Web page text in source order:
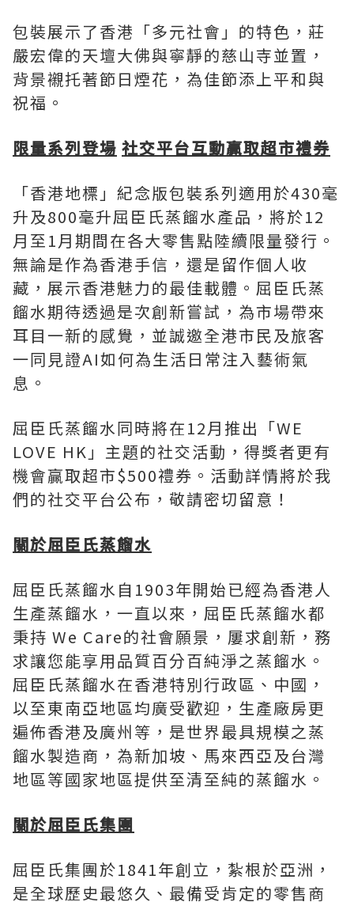
包裝展示了香港「多元社會」的特色，莊
嚴宏偉的天壇大佛與寧靜的慈山寺並置，
背景襯托著節日煙花，為佳節添上平和與
祝福。
限量系列登場 社交平台互動贏取超市禮券
「香港地標」紀念版包裝系列適用於430毫
升及800毫升屈臣氏蒸餾水產品，將於12
月至1月期間在各大零售點陸續限量發行。
無論是作為香港手信，還是留作個人收
藏，展示香港魅力的最佳載體。屈臣氏蒸
餾水期待透過是次創新嘗試，為市場帶來
耳目一新的感覺，並誠邀全港市民及旅客
一同見證AI如何為生活日常注入藝術氣
息。
屈臣氏蒸餾水同時將在12月推出「WE
LOVE HK」主題的社交活動，得獎者更有
機會贏取超市$500禮券。活動詳情將於我
們的社交平台公布，敬請密切留意！
關於屈臣氏蒸餾水
屈臣氏蒸餾水自1903年開始已經為香港人
生產蒸餾水，一直以來，屈臣氏蒸餾水都
秉持 We Care的社會願景，屢求創新，務
求讓您能享用品質百分百純淨之蒸餾水。
屈臣氏蒸餾水在香港特別行政區 、中國，
以至東南亞地區均廣受歡迎，生產廠房更
遍佈香港及廣州等，是世界最具規模之蒸
餾水製造商，為新加坡、馬來西亞及台灣
地區等國家地區提供至清至純的蒸餾水。
關於屈臣氏集團
屈臣氏集團於1841年創立，紮根於亞洲，
是全球歷史最悠久、最備受肯定的零售商